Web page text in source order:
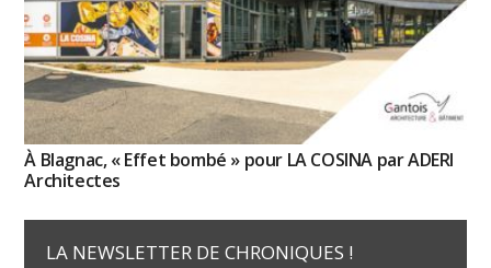
À Blagnac, « Effet bombé » pour LA COSINA par ADERI
Architectes
LA NEWSLETTER DE CHRONIQUES !